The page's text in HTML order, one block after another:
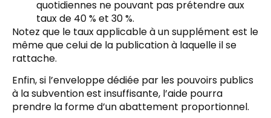
quotidiennes ne pouvant pas prétendre aux
taux de 40 % et 30 %.
Notez que le taux applicable à un supplément est le
même que celui de la publication à laquelle il se
rattache.
Enfin, si l’enveloppe dédiée par les pouvoirs publics
à la subvention est insuffisante, l’aide pourra
prendre la forme d’un abattement proportionnel.